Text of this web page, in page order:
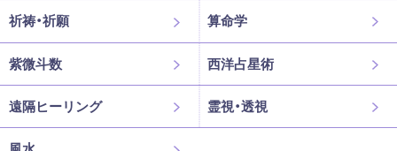
祈祷・祈願 算命学
紫微斗数 西洋占星術
遠隔ヒーリング 霊視・透視